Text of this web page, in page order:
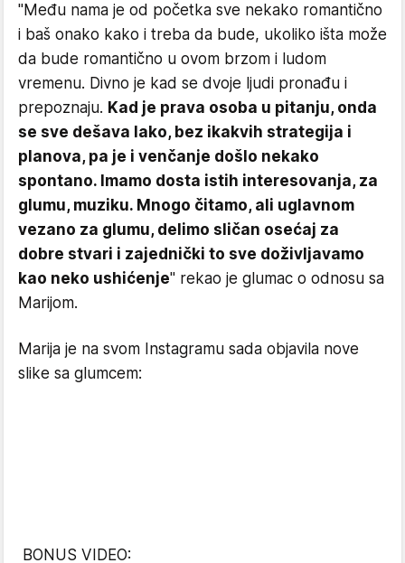
"Među nama je od početka sve nekako romantično
i baš onako kako i treba da bude, ukoliko išta može
da bude romantično u ovom brzom i ludom
vremenu. Divno je kad se dvoje ljudi pronađu i
prepoznaju. Kad je prava osoba u pitanju, onda
se sve dešava lako, bez ikakvih strategija i
planova, pa je i venčanje došlo nekako
spontano. Imamo dosta istih interesovanja, za
glumu, muziku. Mnogo čitamo, ali uglavnom
vezano za glumu, delimo sličan osećaj za
dobre stvari i zajednički to sve doživljavamo
kao neko ushićenje" rekao je glumac o odnosu sa
Marijom.
Marija je na svom Instagramu sada objavila nove
slike sa glumcem:
BONUS VIDEO: